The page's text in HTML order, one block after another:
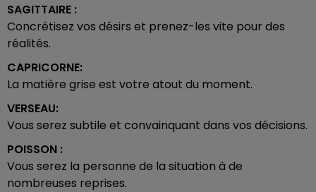
SAGITTAIRE :
Concrétisez vos désirs et prenez-les vite pour des
réalités.
CAPRICORNE:
La matière grise est votre atout du moment.
VERSEAU:
Vous serez subtile et convainquant dans vos décisions.
POISSON :
Vous serez la personne de la situation à de
nombreuses reprises.